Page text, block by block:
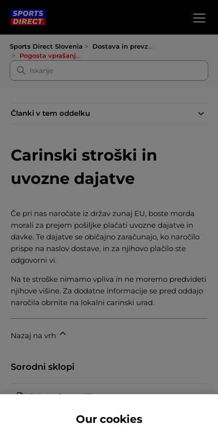
Sports Direct Slovenia
Dostava in prevzem
Pogosta vprašanja o dostavi
Članki v tem oddelku
Carinski stroški in
uvozne dajatve
Če pri nas naročate iz držav zunaj EU, boste morda
morali za prejem pošiljke plačati uvozne dajatve in
davke. Te dajatve se običajno zaračunajo, ko naročilo
prispe na naslov dostave, in za njihovo plačilo ste
odgovorni vi.
Na te stroške nimamo vpliva in ne moremo predvideti
njihove višine. Za dodatne informacije se pred oddajo
naročila obrnite na lokalni carinski urad.
Nazaj na vrh
Sorodni sklopi
Kje je moje naročilo
Our cookies